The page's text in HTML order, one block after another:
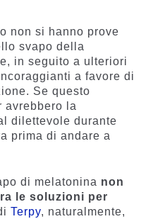
non si hanno prove
svapo della
in seguito a ulteriori
a favore di
Se questo
avrebbero la
dilettevole durante
prima di andare a
di melatonina non
le soluzioni per
Terpy, naturalmente,